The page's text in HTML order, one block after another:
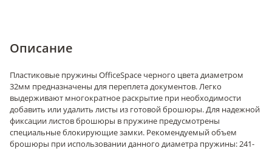
Описание
Пластиковые пружины OfficeSpace черного цвета диаметром
32мм предназначены для переплета документов. Легко
выдерживают многократное раскрытие при необходимости
добавить или удалить листы из готовой брошюры. Для надежной
фиксации листов брошюры в пружине предусмотрены
специальные блокирующие замки. Рекомендуемый объем
брошюры при использовании данного диаметра пружины: 241-